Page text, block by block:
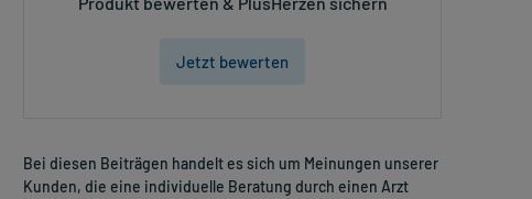
Jetzt bewerten
Bei diesen Beiträgen handelt es sich um Meinungen unserer
Kunden, die eine individuelle Beratung durch einen Arzt